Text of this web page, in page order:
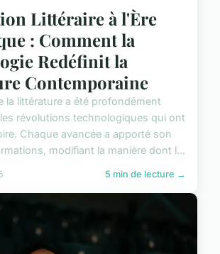
Littéraire à l'Ère
: Comment la
Redéfinit la
Contemporaine
la littérature a été profondément
révolutions technologiques qui ont
Chaque avancée a apporté son
modifiant la manière dont l...
5 min de lecture →